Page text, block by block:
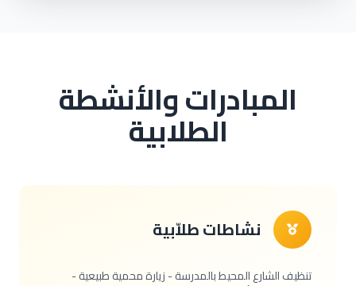
المبادرات والأنشطة
الطلابية
نشاطات طلاّبية
تنظيف الشارع المحيط بالمدرسة - زيارة محمية طبيعية -